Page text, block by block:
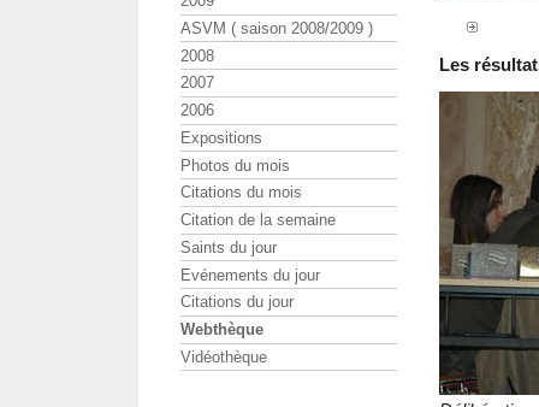
Les
ASVM ( saison 2008/2009 )
2008
2007
2006
Expositions
Photos du mois
Citations du mois
Citation de la semaine
Saints du jour
Evénements du jour
Citations du jour
Webthèque
Vidéothèque